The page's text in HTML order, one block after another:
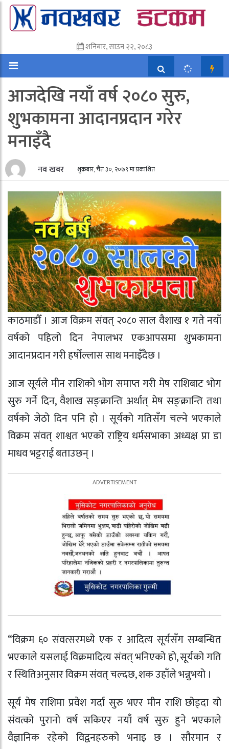
शनिबार, साउन २२, २०८३
आजदेखि नयाँ वर्ष २०८० सुरु,
शुभकामना आदानप्रदान गरेर
मनाइँदै
नव खबर शुक्रबार, चैत ३०, २०७९ मा प्रकाशित
काठमाडौँ । आज विक्रम संवत् २०८० साल वैशाख १ गते नयाँ
वर्षको पहिलो दिन नेपालभर एकआपसमा शुभकामना
आदानप्रदान गरी हर्षोल्लास साथ मनाइँदैछ ।
आज सूर्यले मीन राशिको भोग समाप्त गरी मेष राशिबाट भोग
सुरु गर्ने दिन, वैशाख सङ्क्रान्ति अर्थात् मेष सङ्क्रान्ति तथा
वर्षको जेठो दिन पनि हो । सूर्यको गतिसँग चल्ने भएकाले
विक्रम संवत् शाश्वत भएको राष्ट्रिय धर्मसभाका अध्यक्ष प्रा डा
माधव भट्टराई बताउछन् ।
“विक्रम ६० संवत्सरमध्ये एक र आदित्य सूर्यसँग सम्बन्धित
भएकाले यसलाई विक्रमादित्य संवत् भनिएको हो, सूर्यको गति
र स्थितिअनुसार विक्रम संवत् चल्दछ, शक उहाँले भन्नुभयो ।
सूर्य मेष राशिमा प्रवेश गर्दा सुरु भएर मीन राशि छोड्दा यो
संवत्को पुरानो वर्ष सकिएर नयाँ वर्ष सुरु हुने भएकाले
वैज्ञानिक रहेको विद्वनहरुको भनाइ छ । सौरमान र